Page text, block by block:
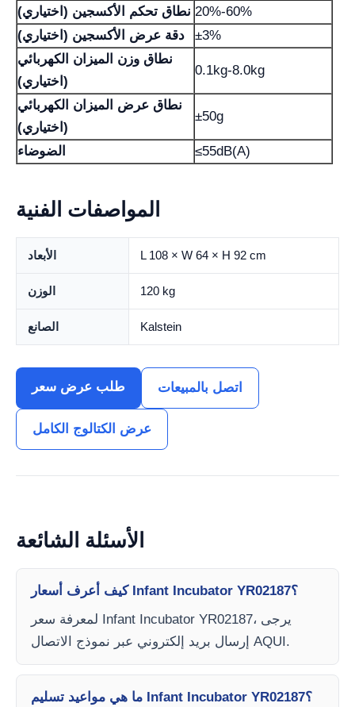
نطاق تحكم الأكسجين (اختياري) 20%-60%
دقة عرض الأكسجين (اختياري)
±3%
نطاق وزن الميزان الكهربائي
(اختياري)
0.1kg-8.0kg
نطاق عرض الميزان الكهربائي
(اختياري)
±50g
الضوضاء ≤55dB(A)
المواصفات الفنية
الأبعاد L 108 × W 64 × H 92 cm
الوزن 120 kg
الصانع Kalstein
طلب عرض سعر اتصل بالمبيعات
عرض الكتالوج الكامل
الأسئلة الشائعة
كيف أعرف أسعار Infant Incubator YR02187؟
لمعرفة سعر Infant Incubator YR02187، يرجى
إرسال بريد إلكتروني عبر نموذج الاتصال AQUI.
ما هي مواعيد تسليم Infant Incubator YR02187؟